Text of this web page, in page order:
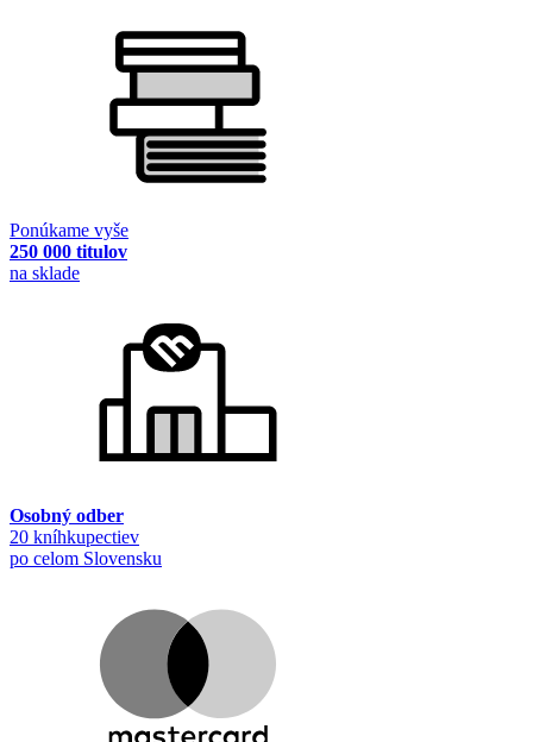
Ponúkame vyše
250 000 titulov
na sklade
Osobný odber
20 kníhkupectiev
po celom Slovensku